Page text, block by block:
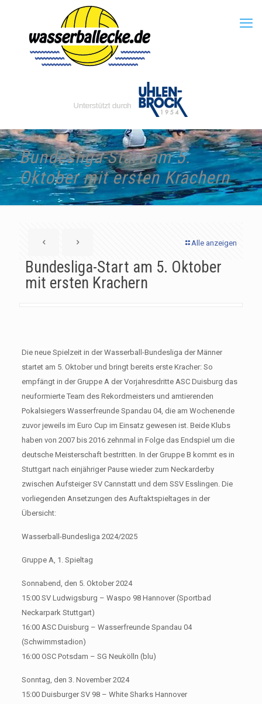
Bundesliga-Start am 5.
Oktober mit ersten Krachern
Alle anzeigen
Bundesliga-Start am 5. Oktober
mit ersten Krachern
Die neue Spielzeit in der Wasserball-Bundesliga der Männer
startet am 5. Oktober und bringt bereits erste Kracher: So
empfängt in der Gruppe A der Vorjahresdritte ASC Duisburg das
neuformierte Team des Rekordmeisters und amtierenden
Pokalsiegers Wasserfreunde Spandau 04, die am Wochenende
zuvor jeweils im Euro Cup im Einsatz gewesen ist. Beide Klubs
haben von 2007 bis 2016 zehnmal in Folge das Endspiel um die
deutsche Meisterschaft bestritten. In der Gruppe B kommt es in
Stuttgart nach einjähriger Pause wieder zum Neckarderby
zwischen Aufsteiger SV Cannstatt und dem SSV Esslingen. Die
vorliegenden Ansetzungen des Auftaktspieltages in der
Übersicht:
Wasserball-Bundesliga 2024/2025
Gruppe A, 1. Spieltag
Sonnabend, den 5. Oktober 2024
15:00 SV Ludwigsburg – Waspo 98 Hannover (Sportbad
Neckarpark Stuttgart)
16:00 ASC Duisburg – Wasserfreunde Spandau 04
(Schwimmstadion)
16:00 OSC Potsdam – SG Neukölln (blu)
Sonntag, den 3. November 2024
15:00 Duisburger SV 98 – White Sharks Hannover